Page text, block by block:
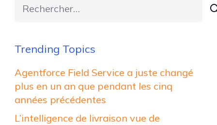
Trending Topics
Agentforce Field Service a juste changé
plus en un an que pendant les cinq
années précédentes
L’intelligence de livraison vue de